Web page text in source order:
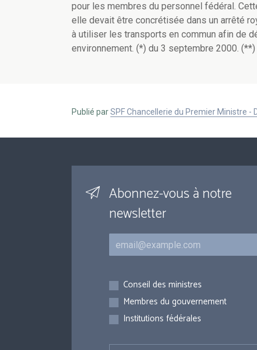
pour les membres du personnel fédéral.
elle devait être concrétisée dans un arrêté
à utiliser les transports en commun afin de
environnement. (*) du 3 septembre 2000.
Publié parSPF Chancellerie du Premier Ministre
Abonnez-vous à notre
newsletter
Courriel
Inscriptions
Conseil des ministres
Membres du gouvernement
Institutions fédérales